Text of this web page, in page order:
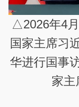
△2026年4月
国家主席习
华进行国事
家主